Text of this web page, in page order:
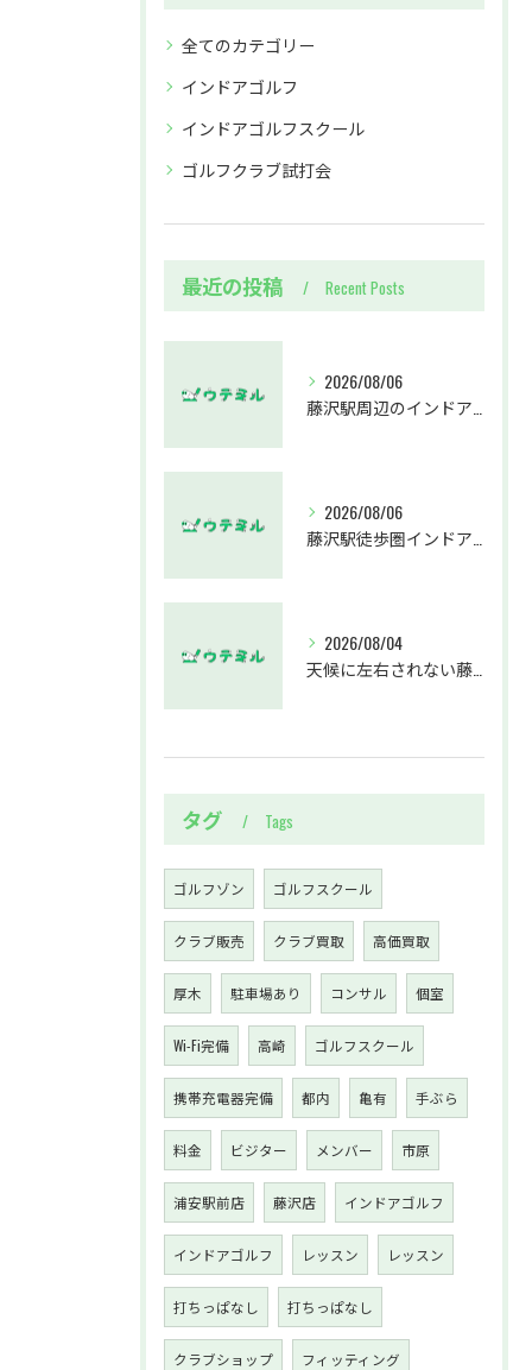
全てのカテゴリー
インドアゴルフ
インドアゴルフスクール
ゴルフクラブ試打会
最近の投稿 Recent Posts
2026/08/06
2026/08/06
2026/08/04
タグ Tags
ゴルフゾン ゴルフスクール
クラブ販売 クラブ買取 高価買取
厚木 駐車場あり コンサル 個室
Wi-Fi完備 高崎 ゴルフスクール
携帯充電器完備 都内 亀有 手ぶら
料金 ビジター メンバー 市原
浦安駅前店 藤沢店 インドアゴルフ
インドアゴルフ レッスン レッスン
打ちっぱなし 打ちっぱなし
クラブショップ フィッティング